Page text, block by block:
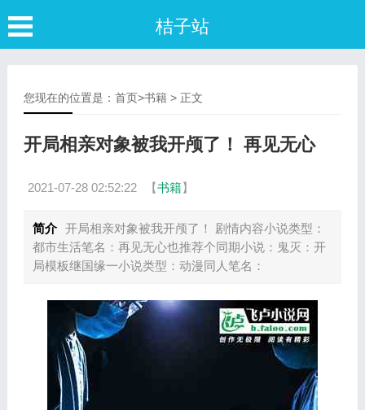
桔子站
您现在的位置是： 首页>书籍> 正文
开局相亲对象被我开颅了！ 再见无心
2021-07-28 02:52:22 【书籍】
简介 开局相亲对象被我开颅了！ 剧情内容小说类型：
都市生活笔名：再见无心也推荐个同期小说：鬼灭：开
局模板继国缘一小说类型：动漫同人笔名：